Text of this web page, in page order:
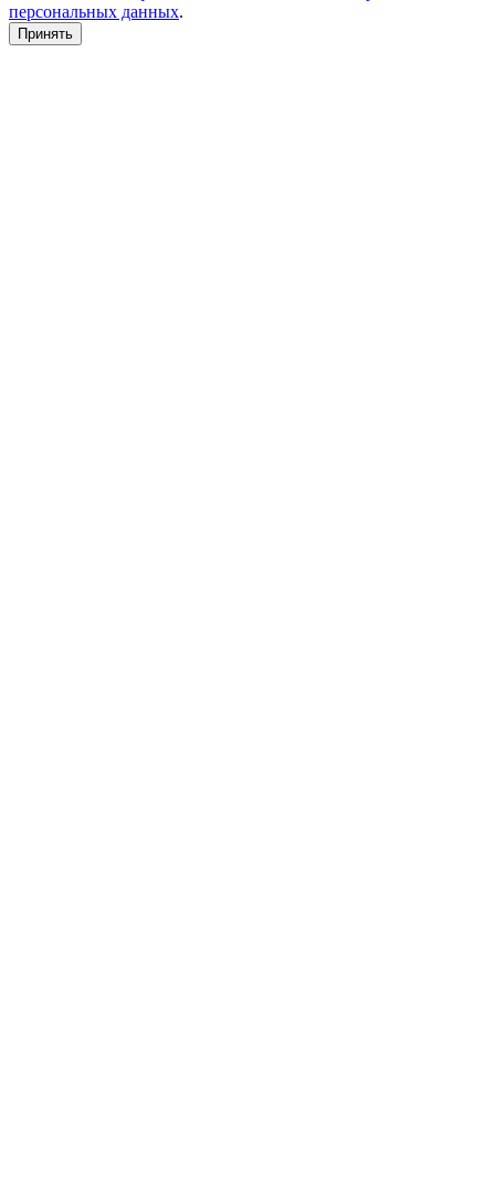
персональных данных.
Принять